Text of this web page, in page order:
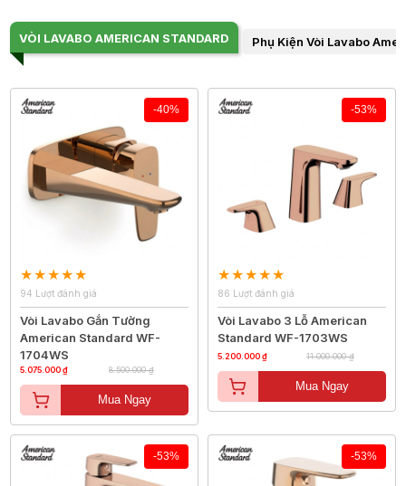
VÒI LAVABO AMERICAN STANDARD Phụ Kiện Vòi Lavabo
-40%
94 Lượt đánh giá
Vòi Lavabo Gắn Tường
American Standard WF-
1704WS
5.075.000 ₫ 8.500.000 ₫
Mua Ngay
-53%
86 Lượt đánh giá
Vòi Lavabo 3 Lỗ American
Standard WF-1703WS
5.200.000 ₫ 11.000.000 ₫
Mua Ngay
-53% -53%